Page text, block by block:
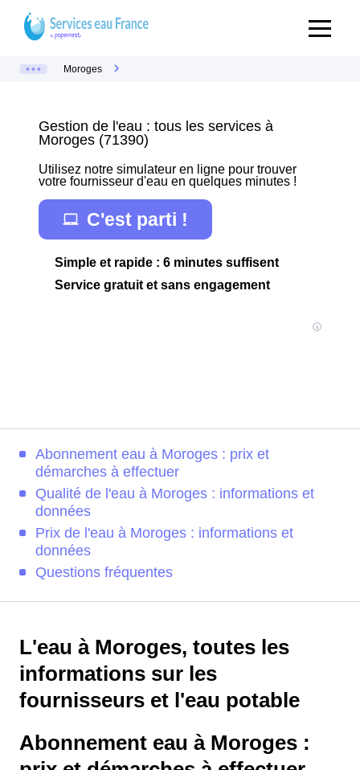
Moroges
Gestion de l'eau : tous les services à
Moroges (71390)
Utilisez notre simulateur en ligne pour trouver
votre fournisseur d'eau en quelques minutes !
C'est parti !
Simple et rapide : 6 minutes suffisent
Service gratuit et sans engagement
Abonnement eau à Moroges : prix et
démarches à effectuer
Qualité de l'eau à Moroges : informations et
données
Prix de l'eau à Moroges : informations et
données
Questions fréquentes
L'eau à Moroges, toutes les
informations sur les
fournisseurs et l'eau potable
Abonnement eau à Moroges :